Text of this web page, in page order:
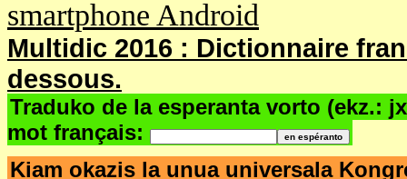
smartphone Android
Multidic 2016 : Dictionnaire
dessous.
Traduko de la esperanta vorto (ekz.:
mot français:
Kiam okazis la unua universala